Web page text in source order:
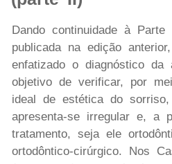
Dando continuidade à
publicada na edição
enfatizado o diagnóstico da
objetivo de verificar, por
ideal de estética do
apresenta-se irregular e, a
tratamento, seja ele
ortodôntico-cirúrgico. Nos